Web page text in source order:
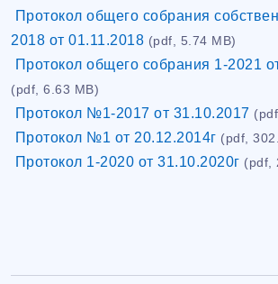
Протокол общего собрания
2018 от 01.11.2018 (pdf, 5.74 MB)
Протокол общего собрания 1-2021
(pdf, 6.63 MB)
Протокол №1-2017 от 31.10.2017
Протокол №1 от 20.12.2014г (pdf,
Протокол 1-2020 от 31.10.2020г (pdf,